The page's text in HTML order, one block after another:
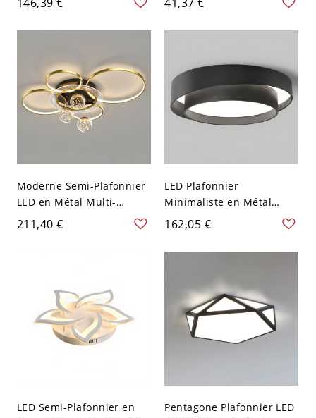
avec Décor d'Ange - Rose
110 V-120 V 40,64 cm
de Fleur - 110 V-120 V
Transparent Chaud
Moderne Semi-Plafonnier
LED en Métal Multi-
Anneau Montage Semi-
Encastré en Or-Noir - Or-
211,40 €
LED Plafonnier
Minimaliste en Métal
Luminaire Encastré
Design de Cercle - Noir
110 V-120 V 50,8 cm Blanc
162,05 €
LED Semi-Plafonnier en
Pentagone Plafonnier LED